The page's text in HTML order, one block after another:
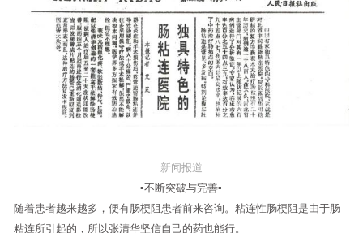
新闻报道
▪不断突破与完善▪
随着患者越来越多，便有肠梗阻患者前来咨询。粘连性肠梗阻是由于肠
粘连所引起的，所以张清华坚信自己的药也能行。